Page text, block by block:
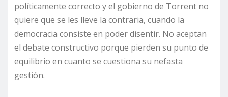
políticamente correcto y el gobierno de Torrent no
quiere que se les lleve la contraria, cuando la
democracia consiste en poder disentir. No aceptan
el debate constructivo porque pierden su punto de
equilibrio en cuanto se cuestiona su nefasta
gestión.